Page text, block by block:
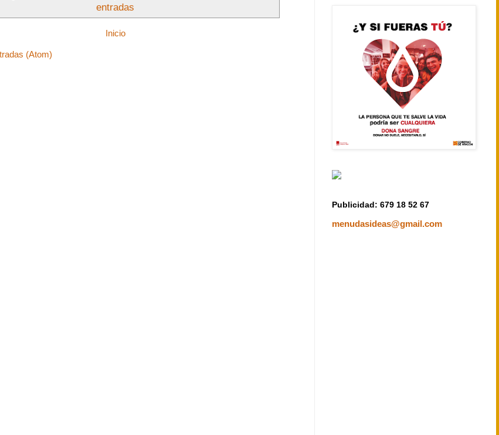
entradas
Inicio
(Atom)
Publicidad: 679 18 52 67
menudasideas@gmail.com